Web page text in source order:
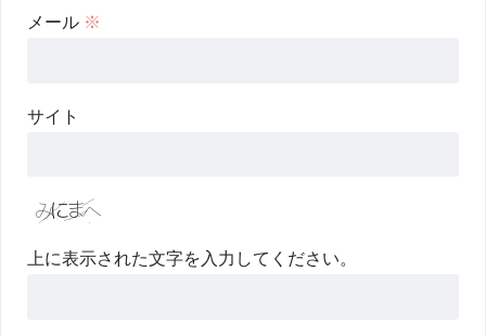
メール ※
サイト
上に表示された文字を入力してください。